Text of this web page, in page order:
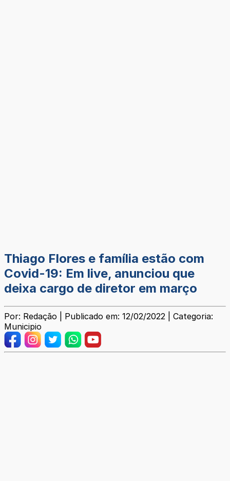
Thiago Flores e família estão com
Covid-19: Em live, anunciou que
deixa cargo de diretor em março
Por: Redação | Publicado em: 12/02/2022 | Categoria:
Municipio